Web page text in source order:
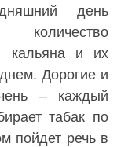
день
кальяна и их
Дорогие и
– каждый
табак по
пойдет речь в